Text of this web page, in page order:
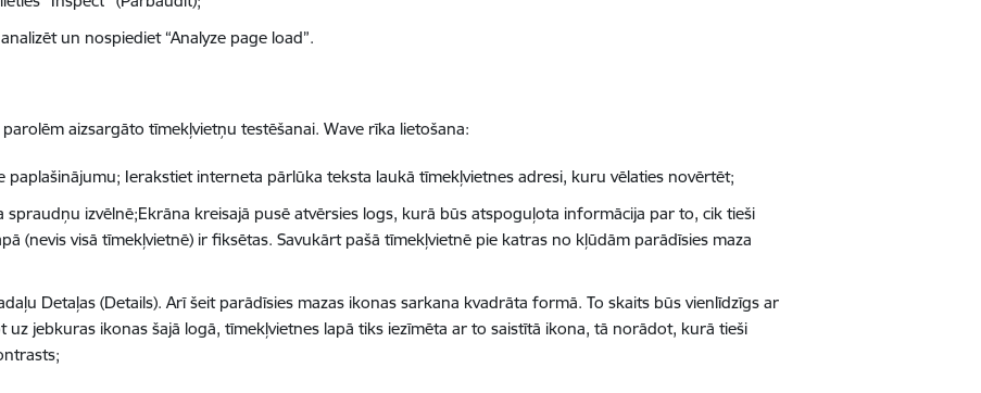
un nospiediet “Analyze page load”.
aizsargāto tīmekļvietņu testēšanai. Wave rīka lietošana:
paplašinājumu; Ierakstiet interneta pārlūka teksta laukā tīmekļvietnes adresi, kuru vēlaties novērtēt;
izvēlnē;Ekrāna kreisajā pusē atvērsies logs, kurā būs atspoguļota informācija par to, cik tieši
(nevis visā tīmekļvietnē) ir fiksētas. Savukārt pašā tīmekļvietnē pie katras no kļūdām parādīsies maza
Detaļas (Details). Arī šeit parādīsies mazas ikonas sarkana kvadrāta formā. To skaits būs vienlīdzīgs ar
jebkuras ikonas šajā logā, tīmekļvietnes lapā tiks iezīmēta ar to saistītā ikona, tā norādot, kurā tieši